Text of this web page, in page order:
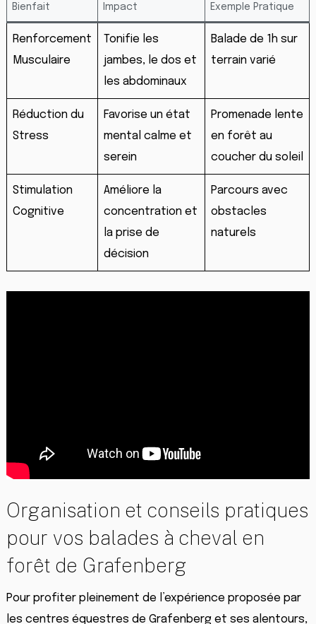
Bienfait Impact Exemple Pratique
Renforcement
Musculaire
Tonifie les
jambes, le dos et
les abdominaux
Balade de 1h sur
terrain varié
Réduction du
Stress
Favorise un état
mental calme et
serein
Promenade lente
en forêt au
coucher du soleil
Stimulation
Cognitive
Améliore la
concentration et
la prise de
décision
Parcours avec
obstacles
naturels
Organisation et conseils pratiques
pour vos balades à cheval en
forêt de Grafenberg
Pour profiter pleinement de l’expérience proposée par
les centres équestres de Grafenberg et ses alentours,